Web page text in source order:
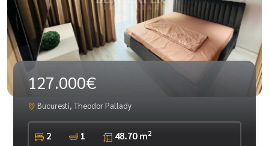
127.000€
Bucuresti, Theodor Pallady
2 1 48.70 m2